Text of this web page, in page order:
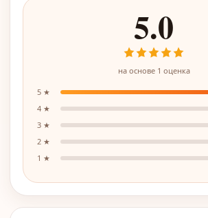
5.0
на основе 1 оценка
5 ★
4 ★
3 ★
2 ★
1 ★